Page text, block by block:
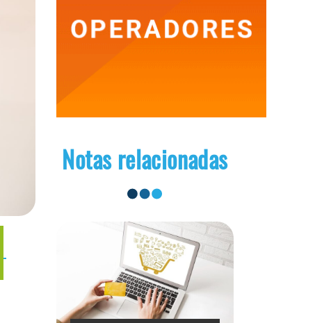
Notas relacionadas